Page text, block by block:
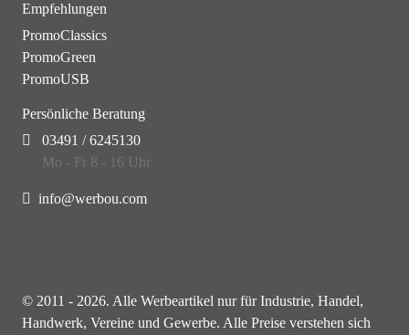
Empfehlungen
PromoClassics
PromoGreen
PromoUSB
Persönliche Beratung
03491 / 6245130
Mo - Fr 8 - 16 Uhr
info@werbou.com
© 2011 - 2026. Alle Werbeartikel nur für Industrie, Handel,
Handwerk, Vereine und Gewerbe. Alle Preise verstehen sich